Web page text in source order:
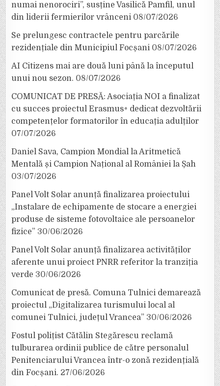
numai nenorociri”, susține Vasilică Pamfil, unul
din liderii fermierilor vrânceni 08/07/2026
Se prelungesc contractele pentru parcările
rezidențiale din Municipiul Focșani 08/07/2026
AI Citizens mai are două luni până la începutul
unui nou sezon. 08/07/2026
COMUNICAT DE PRESĂ: Asociația NOI a finalizat
cu succes proiectul Erasmus+ dedicat dezvoltării
competențelor formatorilor în educația adulților
07/07/2026
Daniel Sava, Campion Mondial la Aritmetică
Mentală și Campion Național al României la Șah
03/07/2026
Panel Volt Solar anunță finalizarea proiectului
„Instalare de echipamente de stocare a energiei
produse de sisteme fotovoltaice ale persoanelor
fizice” 30/06/2026
Panel Volt Solar anunță finalizarea activităților
aferente unui proiect PNRR referitor la tranziția
verde 30/06/2026
Comunicat de presă. Comuna Tulnici demarează
proiectul „Digitalizarea turismului local al
comunei Tulnici, județul Vrancea” 30/06/2026
Fostul polițist Cătălin Stegărescu reclamă
tulburarea ordinii publice de către personalul
Penitenciarului Vrancea într-o zonă rezidențială
din Focșani. 27/06/2026